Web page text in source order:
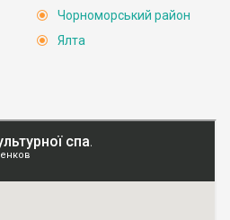
Чорноморський район
Ялта